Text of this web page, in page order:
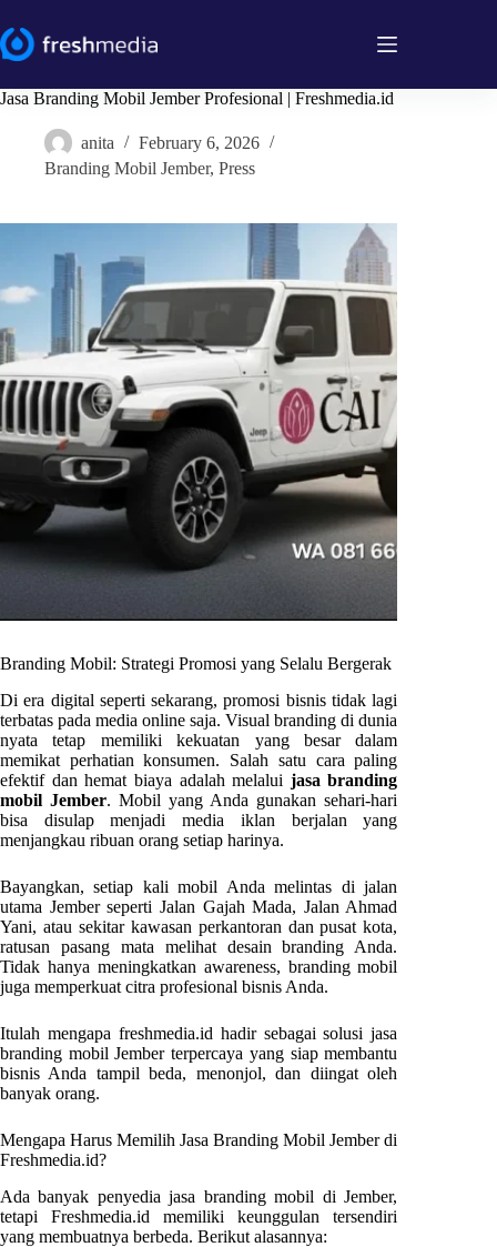
to
content
Jasa Branding Mobil Jember Profesional | Freshmedia.id
anita
February 6, 2026
Branding Mobil Jember, Press
Branding Mobil: Strategi Promosi yang Selalu Bergerak
Di era digital seperti sekarang, promosi bisnis tidak lagi
terbatas pada media online saja. Visual branding di dunia
nyata tetap memiliki kekuatan yang besar dalam
memikat perhatian konsumen. Salah satu cara paling
efektif dan hemat biaya adalah melalui jasa branding
mobil Jember. Mobil yang Anda gunakan sehari-hari
bisa disulap menjadi media iklan berjalan yang
menjangkau ribuan orang setiap harinya.
Bayangkan, setiap kali mobil Anda melintas di jalan
utama Jember seperti Jalan Gajah Mada, Jalan Ahmad
Yani, atau sekitar kawasan perkantoran dan pusat kota,
ratusan pasang mata melihat desain branding Anda.
Tidak hanya meningkatkan awareness, branding mobil
juga memperkuat citra profesional bisnis Anda.
Itulah mengapa freshmedia.id hadir sebagai solusi jasa
branding mobil Jember terpercaya yang siap membantu
bisnis Anda tampil beda, menonjol, dan diingat oleh
banyak orang.
Mengapa Harus Memilih Jasa Branding Mobil Jember di
Freshmedia.id?
Ada banyak penyedia jasa branding mobil di Jember,
tetapi Freshmedia.id memiliki keunggulan tersendiri
yang membuatnya berbeda. Berikut alasannya: